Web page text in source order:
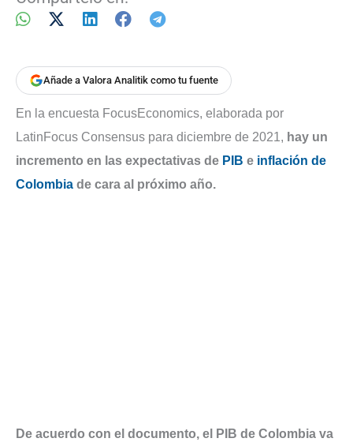
Añade a Valora Analitik como tu fuente
En la encuesta FocusEconomics, elaborada por
LatinFocus Consensus para diciembre de 2021, hay un
incremento en las expectativas de PIB e inflación de
Colombia de cara al próximo año.
De acuerdo con el documento, el PIB de Colombia va